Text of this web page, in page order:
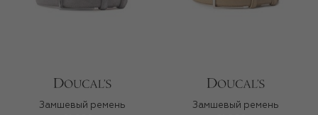
Замшевый ремень
Замшевый ремень